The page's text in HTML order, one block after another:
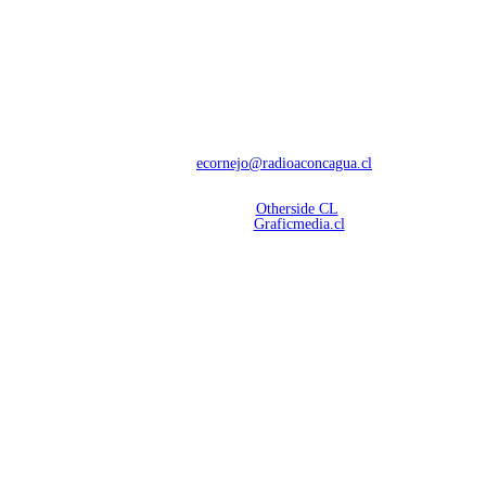
ecornejo@radioaconcagua.cl
Otherside CL
Graficmedia.cl